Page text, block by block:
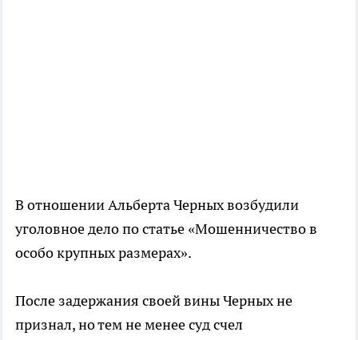
В отношении Альберта Черных возбудили
уголовное дело по статье «Мошенничество в
особо крупных размерах».
После задержания своей вины Черных не
признал, но тем не менее суд счел